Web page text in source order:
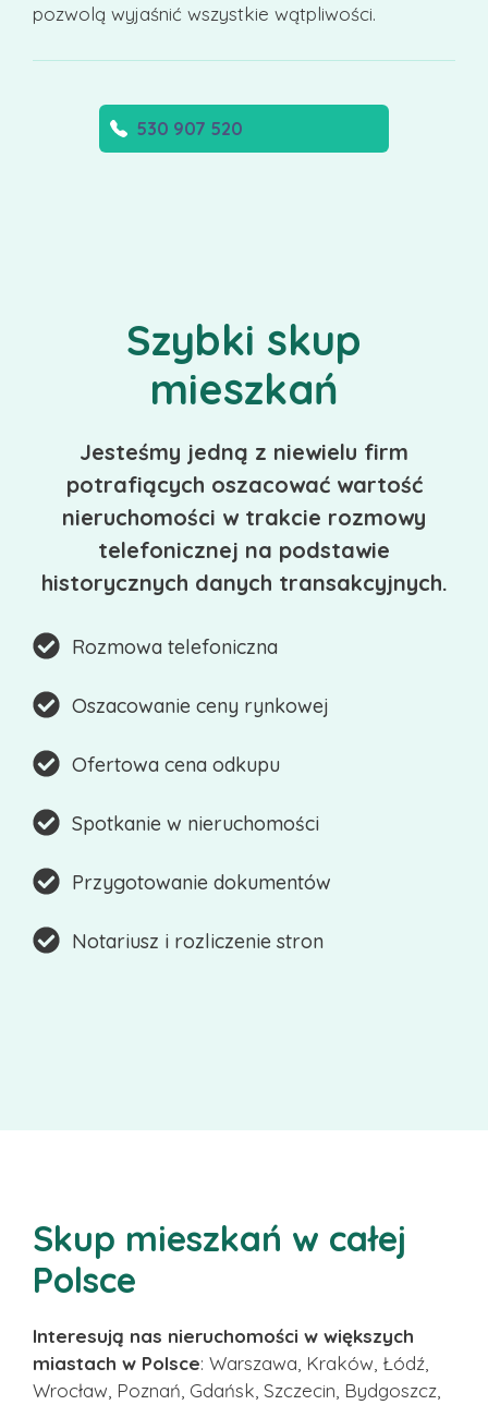
pozwolą wyjaśnić wszystkie wątpliwości.
530 907 520
Szybki skup
mieszkań
Jesteśmy jedną z niewielu firm
potrafiących oszacować wartość
nieruchomości w trakcie rozmowy
telefonicznej na podstawie
historycznych danych transakcyjnych.
Rozmowa telefoniczna
Oszacowanie ceny rynkowej
Ofertowa cena odkupu
Spotkanie w nieruchomości
Przygotowanie dokumentów
Notariusz i rozliczenie stron
Skup mieszkań w całej
Polsce
Interesują nas nieruchomości w większych
miastach w Polsce: Warszawa, Kraków, Łódź,
Wrocław, Poznań, Gdańsk, Szczecin, Bydgoszcz,